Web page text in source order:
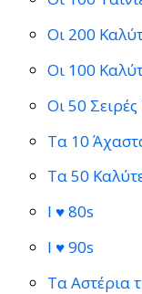
Οι 200
Οι 100
Οι 50
Τα 10
Τα 50
I ♥ 80s
I ♥ 90s
Τα Αστέρια